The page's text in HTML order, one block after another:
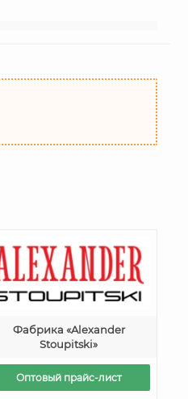
Фабрика «Alexander
Stoupitski»
Оптовый прайс-лист